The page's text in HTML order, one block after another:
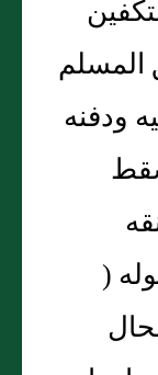
ودفنه
(